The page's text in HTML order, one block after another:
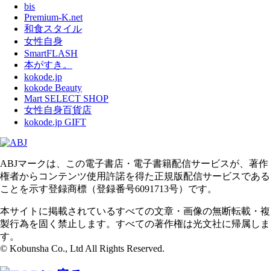
bis
Premium-K.net
和食スタイル
女性自身
SmartFLASH
本がすき。
kokode.jp
kokode Beauty
Mart SELECT SHOP
女性自身百貨店
kokode.jp GIFT
ABJマークは、この電子書店・電子書籍配信サービスが、著作
権者からコンテンツ使用許諾を得た正規版配信サービスである
ことを示す登録商標（登録番号6091713号）です。
本サイトに掲載されているすべての文章・画像の無断転載・複
製行為を固く禁止します。すべての著作権は光文社に帰属しま
す。
© Kobunsha Co., Ltd All Rights Reserved.